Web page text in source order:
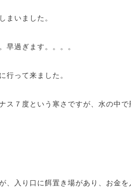
まいました。
早過ぎます。。。。
行って来ました。
ス７度という寒さですが、水の中
、入り口に餌置き場があり、お金を